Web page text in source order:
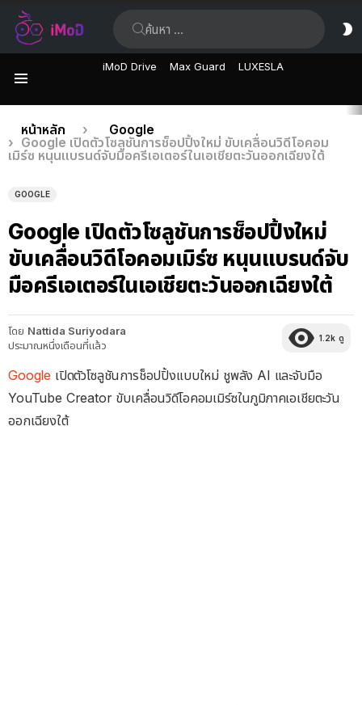
iMoD Drive Max Guard LUXESLA
เรื่อง
ล่าสุด
คุณอยู่ที่นี่:
หน้าหลัก
Google
Google เปิดตัวโซลูชันการช็อปปิ้งใหม่ ขับเคลื่อนวิดีโอคอม
เมิร์ซ หนุนแบรนด์จับมือครีเอเตอร์ในเอเชียตะวันออกเฉียงใต้
GOOGLE
Google เปิดตัวโซลูชันการช็อปปิ้งใหม่
ขับเคลื่อนวิดีโอคอมเมิร์ซ หนุนแบรนด์จับ
มือครีเอเตอร์ในเอเชียตะวันออกเฉียงใต้
โดย Nattida Suriyodara
ประมาณหนึ่งเดือนที่แล้ว
1.2k ดู
Google เปิดตัวโซลูชันการช็อปปิ้งแบบใหม่ ชูพลัง AI และจับมือ
YouTube Creator ขับเคลื่อนวิดีโอคอมเมิร์ซในภูมิภาคเอเชียตะวัน
ออกเฉียงใต้